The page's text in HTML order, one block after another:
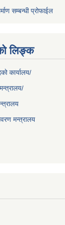
सम्बन्धी प्रोफाईल
लिङ्क
कार्यालय/
मन्त्रालय